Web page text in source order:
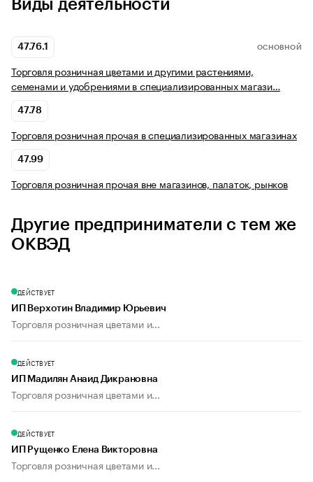
Виды деятельности
47.76.1 ОСНОВНОЙ
Торговля розничная цветами и другими растениями,
семенами и удобрениями в специализированных магази…
47.78
Торговля розничная прочая в специализированных магазинах
47.99
Торговля розничная прочая вне магазинов, палаток, рынков
Другие предприниматели с тем же
ОКВЭД
ДЕЙСТВУЕТ
ИП Верхотин Владимир Юрьевич
Торговля розничная цветами и...
ДЕЙСТВУЕТ
ИП Мадилян Анаид Дикрановна
Торговля розничная цветами и...
ДЕЙСТВУЕТ
ИП Рущенко Елена Викторовна
Торговля розничная цветами и...